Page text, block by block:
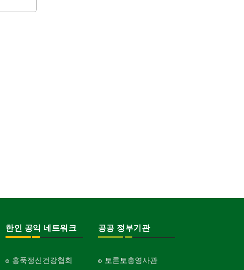
한인 공익 네트워크
홍푹정신건강협회
공공 정부기관
토론토총영사관